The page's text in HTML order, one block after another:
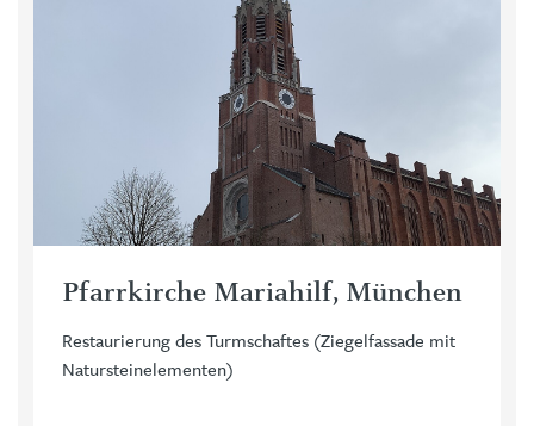
Pfarrkirche Mariahilf, München
Restaurierung des Turmschaftes (Ziegelfassade mit
Natursteinelementen)